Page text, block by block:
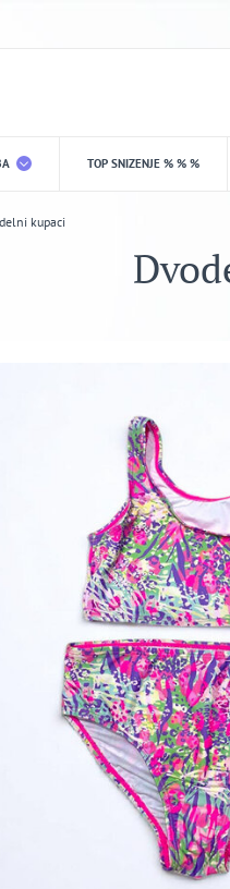
TOP SNIZENJE % % %
kupaci